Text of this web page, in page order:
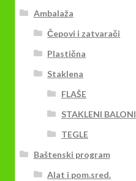
Ambalaža
Čepovi i zatvarači
Plastična
Staklena
FLAŠE
STAKLENI BALONI
TEGLE
Baštenski program
Alat i pom.sred.